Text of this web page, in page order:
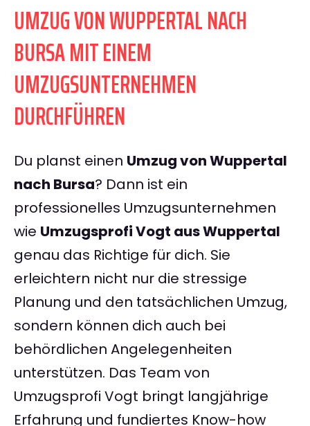
UMZUG VON WUPPERTAL NACH
BURSA MIT EINEM
UMZUGSUNTERNEHMEN
DURCHFÜHREN
Du planst einen Umzug von Wuppertal
nach Bursa? Dann ist ein
professionelles Umzugsunternehmen
wie Umzugsprofi Vogt aus Wuppertal
genau das Richtige für dich. Sie
erleichtern nicht nur die stressige
Planung und den tatsächlichen Umzug,
sondern können dich auch bei
behördlichen Angelegenheiten
unterstützen. Das Team von
Umzugsprofi Vogt bringt langjährige
Erfahrung und fundiertes Know-how